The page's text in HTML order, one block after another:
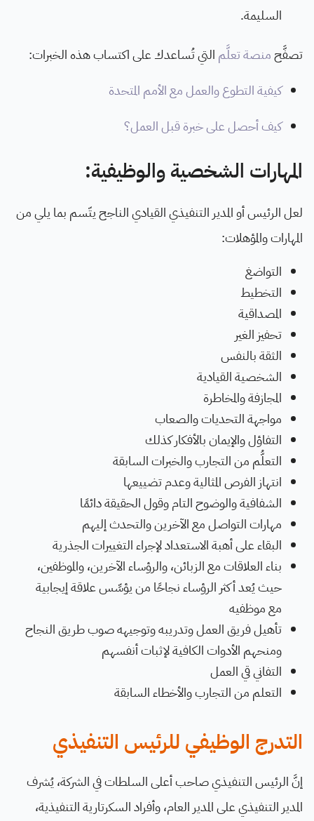
السليمة.
تصفَّحمنصة تعلَّم التي تُساعدك على اكتساب هذه الخبرات:
كيفية التطوع والعمل مع الأمم المتحدة
كيف أحصل على خبرة قبل العمل؟
المهارات الشخصية والوظيفية:
لعل الرئيس أو المدير التنفيذي القيادي الناجح يتّسم بما يلي من
المهارات والمؤهلات:
التواضغ
التخطيط
المصداقية
تحفيز الغير
الثقة بالنفس
الشخصية القيادية
المجازفة والمخاطرة
مواجهة التحديات والصعاب
التفاؤل والإيمان بالأفكار كذلك
التعلُّم من التجارب والخبرات السابقة
انتهاز الفرص المثالية وعدم تضييعها
الشفافية والوضوح التام وقول الحقيقة دائمًا
مهارات التواصل مع الآخرين والتحدث إليهم
البقاء على أهبة الاستعداد لإجراء التغييرات الجذرية
بناء العلاقات مع الزبائن، والرؤساء الآخرين، والموظفين،
حيث يُعد أكثر الرؤساء نجاحًا من يؤسِّس علاقة إيجابية
مع موظفيه
تأهيل فريق العمل وتدريبه وتوجيهه صوب طريق النجاح
ومنحهم الأدوات الكافية لإثبات أنفسهم
التفاني قي العمل
التعلم من التجارب والأخطاء السابقة
التدرج الوظيفي للرئيس التنفيذي
إنَّ الرئيس التنفيذي صاحب أعلى السلطات في الشركة، يُشرف
المدير التنفيذي على المدير العام، وأفراد السكرتارية التنفيذية،